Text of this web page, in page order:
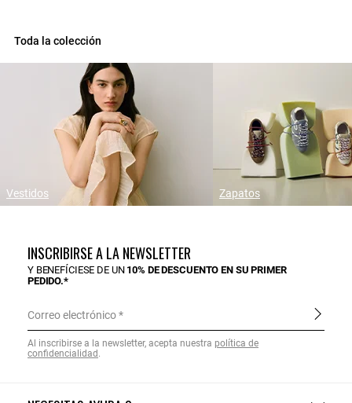
Toda la colección
Vestidos Zapatos
INSCRIBIRSE A LA NEWSLETTER
Y BENEFÍCIESE DE UN 10% DE DESCUENTO EN SU PRIMER
PEDIDO.*
Correo electrónico
Al inscribirse a la newsletter, acepta nuestra política de
confidencialidad.